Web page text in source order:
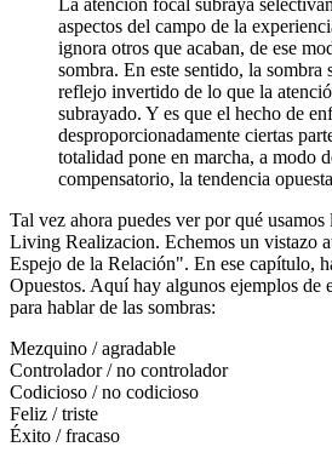
aspectos del campo de la
ignora otros que acaban, de ese
sombra. En este sentido, la sombra
reflejo invertido de lo que la
subrayado. Y es que el hecho de
desproporcionadamente ciertas
totalidad pone en marcha, a modo
compensatorio, la tendencia
Tal vez ahora puedes ver por qué
Living Realizacion. Echemos un vistazo
Espejo de la Relación". En ese capítulo,
Opuestos. Aquí hay algunos ejemplos de
para hablar de las sombras:
Mezquino / agradable
Controlador / no controlador
Codicioso / no codicioso
Feliz / triste
Éxito / fracaso